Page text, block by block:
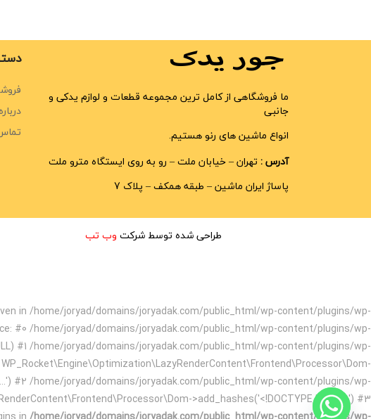
ما فروشگاهی از کامل ترین مجموعه قطعات و لوازم یدکی و
جانبی
انواع ماشین های رنو هستیم.
آدرس : تهران – خیابان ملت – رو به روی ایستگاه مترو ملت
پاساژ ایران ماشین – طبقه همکف – پلاک 7
طراحی شده توسط شرکت وب تب
in /home/joryad/domains/joryadak.com/public_html/wp-content/plugins/wp-
#0 /home/joryad/domains/joryadak.com/public_html/wp-content/plugins/wp-
#1 /home/joryad/domains/joryadak.com/public_html/wp-content/plugins/wp-
#2 /home/joryad/domains/joryadak.com/public_html/wp-content/plugins/wp-
>add_hashes('<!DOCTYPE html>...') #3